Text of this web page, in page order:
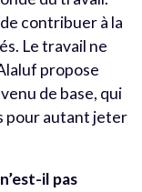
contribuer à la
Le travail ne
propose
de base, qui
pour autant jeter
il pas